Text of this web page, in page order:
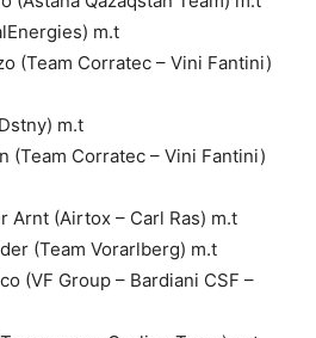
m.t
(Team Corratec – Vini Fantini)
m.t
(Team Corratec – Vini Fantini)
Arnt (Airtox – Carl Ras) m.t
(Team Vorarlberg) m.t
(VF Group – Bardiani CSF –